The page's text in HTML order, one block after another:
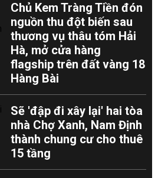
Chủ Kem Tràng Tiền đón
nguồn thu đột biến sau
thương vụ thâu tóm Hải
Hà, mở cửa hàng
flagship trên đất vàng 18
Hàng Bài
Sẽ 'đập đi xây lại' hai tòa
nhà Chợ Xanh, Nam Định
thành chung cư cho thuê
15 tầng